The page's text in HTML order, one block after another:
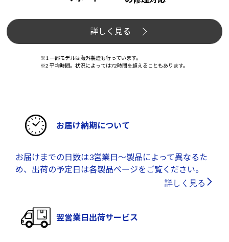
詳しく見る
※1 一部モデルは海外製造も行っています。
※2 平均時間。状況によっては72時間を超えることもあります。
お届け納期について
お届けまでの日数は3営業日～製品によって異なるた
め、出荷の予定日は各製品ページをご覧ください。
詳しく見る
翌営業日出荷サービス